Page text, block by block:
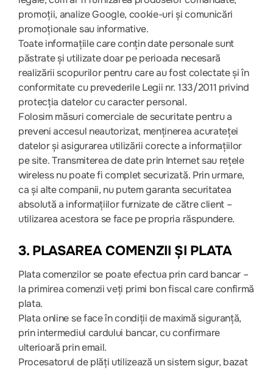
promoții, analize Google, cookie-uri și comunicări
promoționale sau informative.
Toate informațiile care conțin date personale sunt
păstrate și utilizate doar pe perioada necesară
realizării scopurilor pentru care au fost colectate și în
conformitate cu prevederile Legii nr. 133/2011 privind
protecția datelor cu caracter personal.
Folosim măsuri comerciale de securitate pentru a
preveni accesul neautorizat, menținerea acurateței
datelor și asigurarea utilizării corecte a informațiilor
pe site. Transmiterea de date prin Internet sau rețele
wireless nu poate fi complet securizată. Prin urmare,
ca și alte companii, nu putem garanta securitatea
absolută a informațiilor furnizate de către client –
utilizarea acestora se face pe propria răspundere.
3. PLASAREA COMENZII ȘI PLATA
Plata comenzilor se poate efectua prin card bancar –
la primirea comenzii veți primi bon fiscal care confirmă
plata.
Plata online se face în condiții de maximă siguranță,
prin intermediul cardului bancar, cu confirmare
ulterioară prin email.
Procesatorul de plăți utilizează un sistem sigur, bazat